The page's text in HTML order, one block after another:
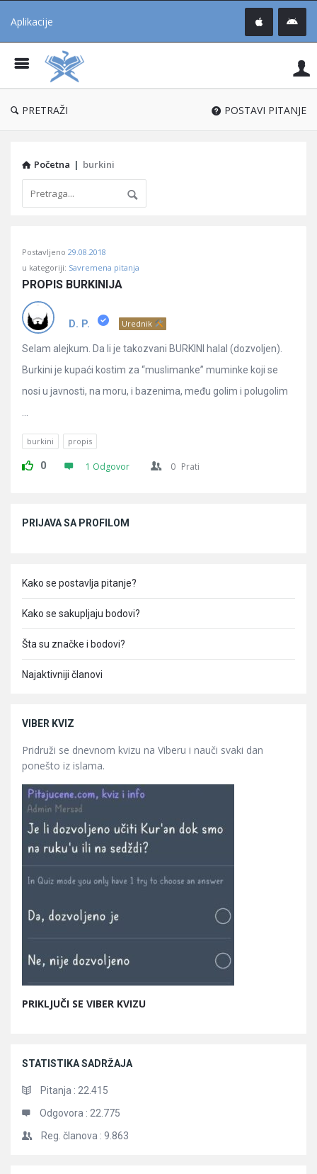
Aplikacije
®
PRETRAŽI POSTAVI PITANJE
Početna | burkini
Učene
Latest
Pitanja
Postavljeno 29.08.2018
u kategoriji: Savremena pitanja
PROPIS BURKINIJA
D. P. Urednik
Selam alejkum. Da li je takozvani BURKINI halal (dozvoljen).
Burkini je kupaći kostim za “muslimanke” muminke koji se
nosi u javnosti, na moru, i bazenima, među golim i polugolim
burkini propis
0 1 Odgovor 0 Prati
PRIJAVA SA PROFILOM
Kako se postavlja pitanje?
Kako se sakupljaju bodovi?
Šta su značke i bodovi?
Najaktivniji članovi
VIBER KVIZ
Pridruži se dnevnom kvizu na Viberu i nauči svaki dan
ponešto iz islama.
PRIKLJUČI SE VIBER KVIZU
STATISTIKA SADRŽAJA
Pitanja : 22.415
Odgovora : 22.775
Reg. članova : 9.863